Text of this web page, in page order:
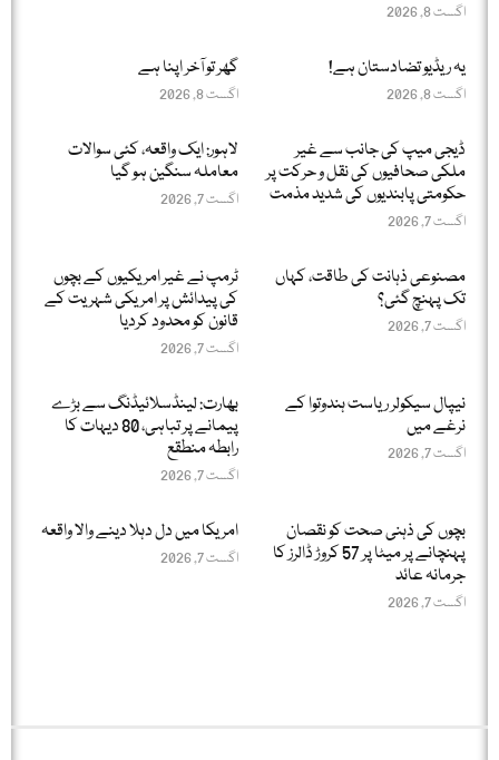
اگست 8, 2026
یہ ریڈیو تضادستان ہے!
اگست 8, 2026
گھر تو آخر اپنا ہے
اگست 8, 2026
ڈیجی میپ کی جانب سے غیر
ملکی صحافیوں کی نقل و حرکت پر
حکومتی پابندیوں کی شدید مذمت
اگست 7, 2026
لاہور: ایک واقعہ، کئی سوالات
معاملہ سنگین ہو گیا
اگست 7, 2026
مصنوعی ذہانت کی طاقت، کہاں
تک پہنچ گئی؟
اگست 7, 2026
ٹرمپ نے غیر امریکیوں کے بچوں
کی پیدائش پر امریکی شہریت کے
قانون کو محدود کردیا
اگست 7, 2026
نیپال سیکولر ریاست ہندوتوا کے
نرغے میں
اگست 7, 2026
بھارت: لینڈسلائیڈنگ سے بڑے
پیمانے پر تباہی، 80 دیہات کا
رابطہ منطقع
اگست 7, 2026
بچوں کی ذہنی صحت کو نقصان
پہنچانے پر میٹا پر 57 کروڑ ڈالرز کا
جرمانہ عائد
اگست 7, 2026
امریکا میں دل دہلا دینے والا واقعہ
اگست 7, 2026